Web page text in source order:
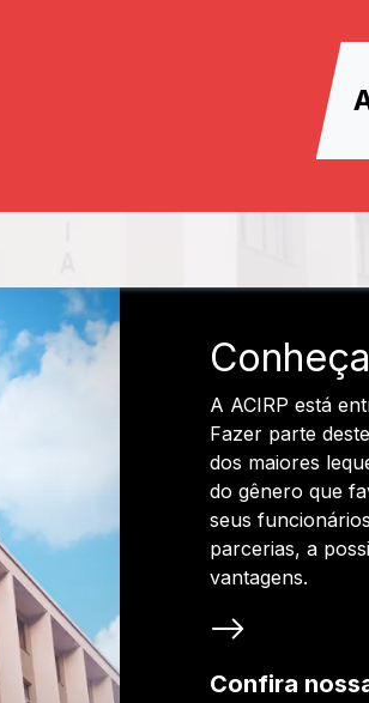
A ACIRP está
Fazer parte
dos maiores
do gênero que
seus
parcerias, a
vantagens.
Confira